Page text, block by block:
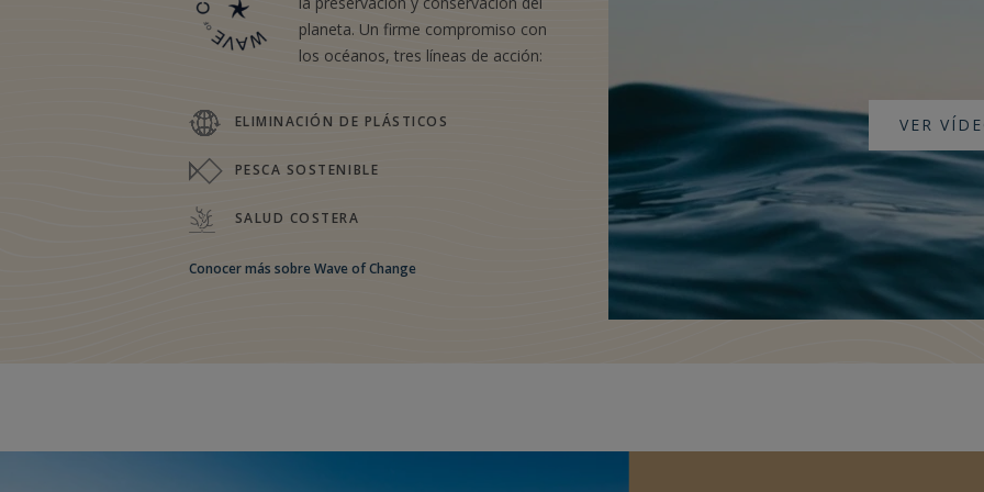
planeta. Un firme compromiso con
los océanos, tres líneas de acción:
ELIMINACIÓN DE PLÁSTICOS
PESCA SOSTENIBLE
SALUD COSTERA
Conocer más sobre Wave of Change
VER